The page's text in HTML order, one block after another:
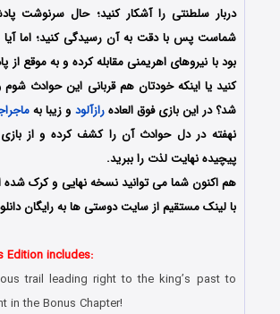
دربار سلطنتی را آشکار کنید؛ حال سرنوشت
شماست پس با دقت به آن رسیدگی کنید؛ اما آیا
بود با نیروهای اهریمنی مقابله کرده و به موقع
کنید یا اینکه خودتان هم قربانی این حوادث
شد؟ در این بازی فوق العادهرازآلود و زیبا به
نهفته در دل حوادث آن را کشف کرده و از
پیچیده نهایت لذت را ببرید.
هم اکنون شما می توانید نسخه نهایی و کرک شده
با لینک مستقیم از سایت دوستی ها به رایگان
Edition includes:
trail leading right to the king’s past to
in the Bonus Chapter!